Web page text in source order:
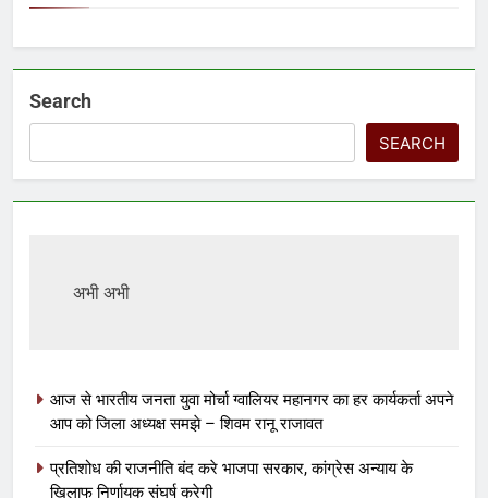
Search
SEARCH
अभी अभी
आज से भारतीय जनता युवा मोर्चा ग्वालियर महानगर का हर कार्यकर्ता अपने
आप को जिला अध्यक्ष समझे – शिवम रानू राजावत
प्रतिशोध की राजनीति बंद करे भाजपा सरकार, कांग्रेस अन्याय के
खिलाफ निर्णायक संघर्ष करेगी